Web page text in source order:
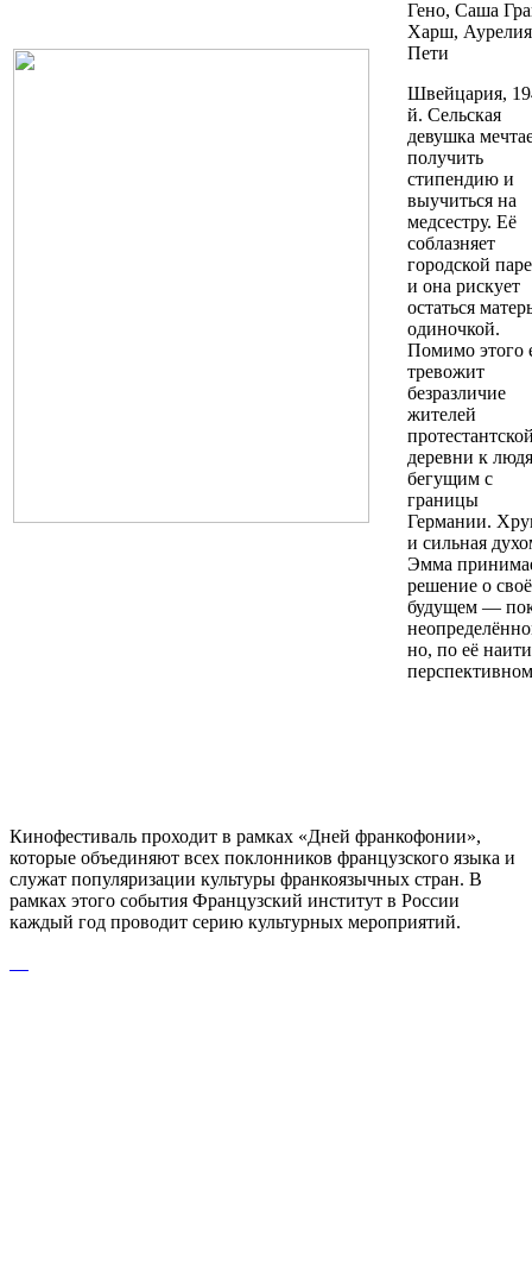
Гено, Саша
Харш, Аурелия
Пети
Швейцария,
й. Сельская
девушка
получить
стипендию и
выучиться на
медсестру. Её
соблазняет
городской
и она рискует
остаться
одиночкой.
Помимо этого
тревожит
безразличие
жителей
деревни к
бегущим с
границы
Германии.
и сильная
Эмма
решение о
будущем —
но, по её
Кинофестиваль проходит в рамках «Дней франкофонии»,
которые объединяют всех поклонников французского языка и
служат популяризации культуры франкоязычных стран. В
рамках этого события Французский институт в России
каждый год проводит серию культурных мероприятий.